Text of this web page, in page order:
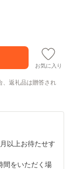
お気に入り
、返礼品は贈答され
以上お待たせす
間をいただく場